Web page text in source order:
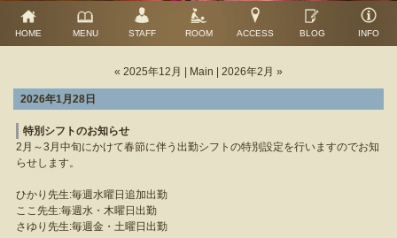
HOME MENU STAFF ROOM ACCESS BLOG INFO
« 2025年12月 Main 2026年2月 »
2026年1月28日
特別シフトのお知らせ
2月～3月中旬にかけて春節に伴う出勤シフトの特別設定を行いますのでお知
らせします。
ひかり先生:毎週水曜日追加出勤
ここ先生:毎週水・木曜日出勤
さゆり先生:毎週金・土曜日出勤